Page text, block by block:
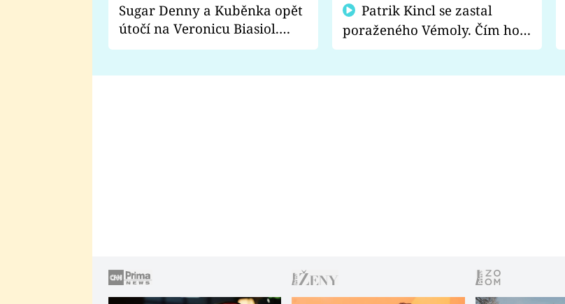
Sugar Denny a Kuběnka opět
útočí na Veronicu Biasiol.
Proč je podle nich falešná a
poraženého Vémoly. Čím ho
fanoušci naštvali?